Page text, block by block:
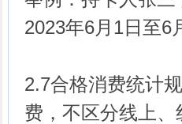
2023年6月1日至6
2.7合格消费统计
费，不区分线上